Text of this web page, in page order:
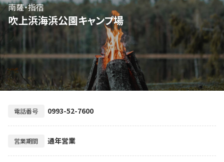
吹上浜海浜公園キャンプ場
南薩・指宿
電話番号 0993-52-7600
営業期間 通年営業